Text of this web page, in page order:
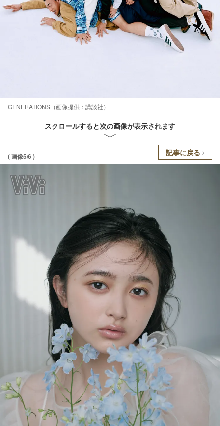
GENERATIONS（画像提供：講談社）
スクロールすると次の画像が表示されます
( 画像5/6 ) 記事に戻る